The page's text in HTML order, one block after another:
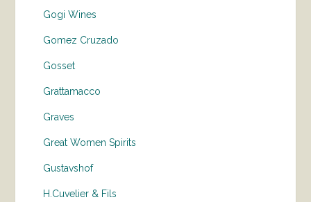
Gogi Wines
Gomez Cruzado
Gosset
Grattamacco
Graves
Great Women Spirits
Gustavshof
H.Cuvelier & Fils